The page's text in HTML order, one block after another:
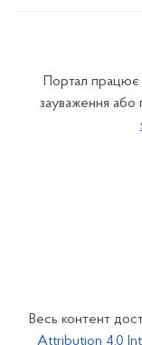
Портал
зауваження або
Весь контент
Attribution 4.0